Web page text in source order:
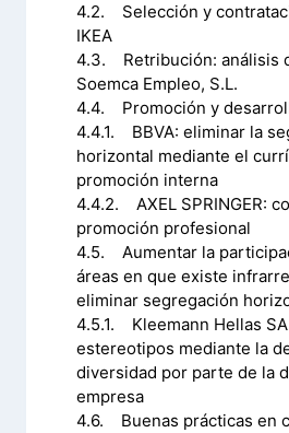
4.2. Selección y
IKEA
4.3. Retribución: análisis
Soemca Empleo, S.L.
4.4. Promoción y
4.4.1. BBVA: eliminar la
horizontal mediante el
promoción interna
4.4.2. AXEL SPRINGER:
promoción profesional
4.5. Aumentar la
áreas en que existe
eliminar segregación
4.5.1. Kleemann Hellas
estereotipos mediante la
diversidad por parte de la
empresa
4.6. Buenas prácticas en